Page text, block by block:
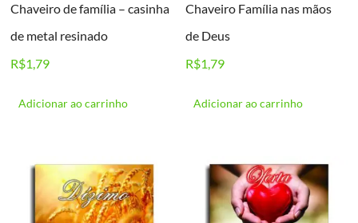
produto
Chaveiro de família – casinha
de metal resinado
R$1,79
Adicionar ao carrinho
Chaveiro Família nas mãos
de Deus
R$1,79
Adicionar ao carrinho